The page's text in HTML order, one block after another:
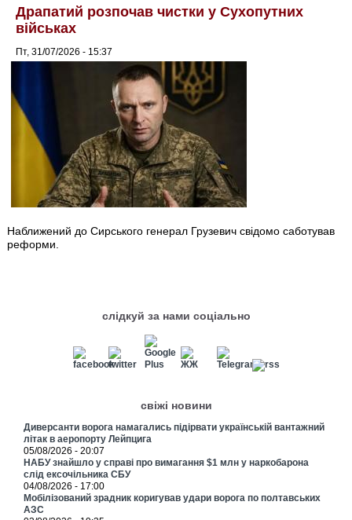
Драпатий розпочав чистки у Сухопутних
військах
Пт, 31/07/2026 - 15:37
Наближений до Сирського генерал Грузевич свідомо саботував
реформи.
слідкуй за нами соціально
свіжі новини
Диверсанти ворога намагались підірвати українській вантажний
літак в аеропорту Лейпцига
05/08/2026 - 20:07
НАБУ знайшло у справі про вимагання $1 млн у наркобарона
слід ексочільника СБУ
04/08/2026 - 17:00
Мобілізований зрадник коригував удари ворога по полтавських
АЗС